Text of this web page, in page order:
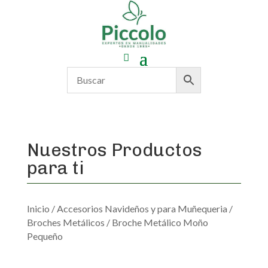
Nuestros Productos
para ti
Inicio /Accesorios Navideños y para Muñequeria /
Broches Metálicos / Broche Metálico Moño
Pequeño